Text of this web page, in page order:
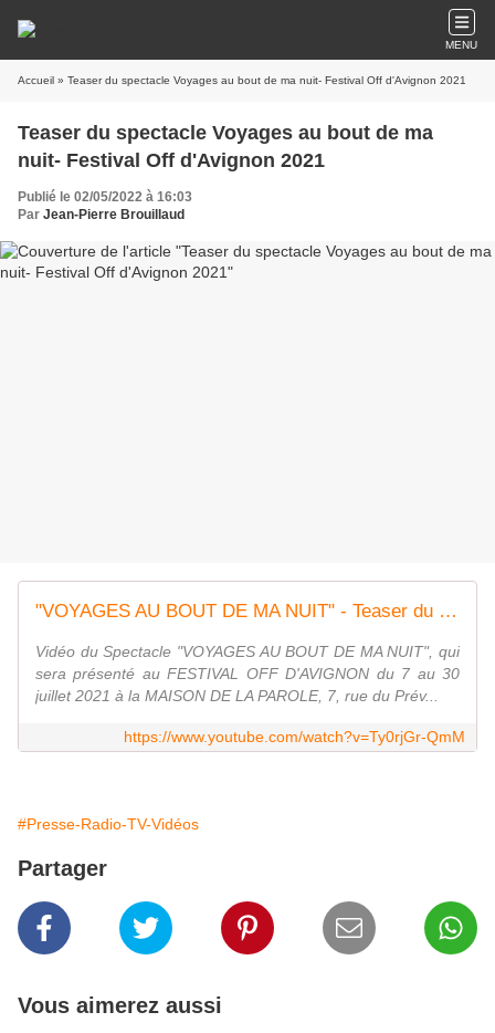
MENU
Accueil » Teaser du spectacle Voyages au bout de ma nuit- Festival Off d'Avignon 2021
Teaser du spectacle Voyages au bout de ma
nuit- Festival Off d'Avignon 2021
Publié le 02/05/2022 à 16:03
Par Jean-Pierre Brouillaud
"VOYAGES AU BOUT DE MA NUIT" - Teaser du Spectacle
Vidéo du Spectacle "VOYAGES AU BOUT DE MA NUIT", qui
sera présenté au FESTIVAL OFF D'AVIGNON du 7 au 30
juillet 2021 à la MAISON DE LA PAROLE, 7, rue du Prév...
https://www.youtube.com/watch?v=Ty0rjGr-QmM
#Presse-Radio-TV-Vidéos
Partager
Vous aimerez aussi